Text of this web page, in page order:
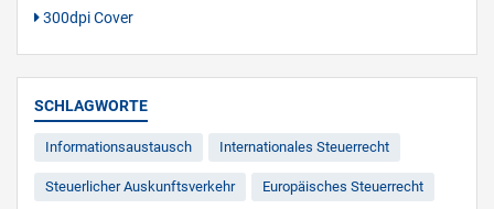
300dpi Cover
SCHLAGWORTE
Informationsaustausch Internationales Steuerrecht
Steuerlicher Auskunftsverkehr Europäisches Steuerrecht